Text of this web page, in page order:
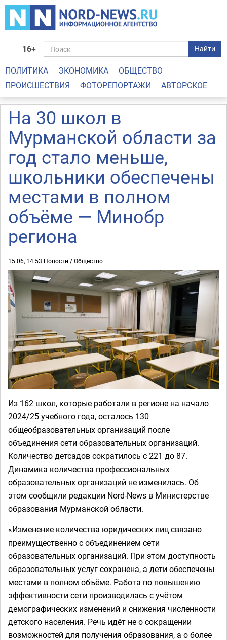
16+ Найти
ПОЛИТИКА ЭКОНОМИКА
ОБЩЕСТВО
ПРОИСШЕСТВИЯ
ФОТОРЕПОРТАЖИ АВТОРСКОЕ
На 30 школ в
Мурманской области за
год стало меньше,
школьники обеспечены
местами в полном
объёме — Минобр
региона
15.06, 14:53 Новости /Общество
Из 162 школ, которые работали в регионе на начало
2024/25 учебного года, осталось 130
общеобразовательных организаций после
объединения сети образовательных организаций.
Количество детсадов сократилось с 221 до 87.
Динамика количества профессиональных
образовательных организаций не изменилась. Об
этом сообщили редакции Nord-News в Министерстве
образования Мурманской области.
«Изменение количества юридических лиц связано
преимущественно с объединением сети
образовательных организаций. При этом доступность
образовательных услуг сохранена, а дети обеспечены
местами в полном объёме. Работа по повышению
эффективности сети производилась с учётом
демографических изменений и снижения численности
детского населения. Речь идёт не о сокращении
возможностей для получения образования, а о более